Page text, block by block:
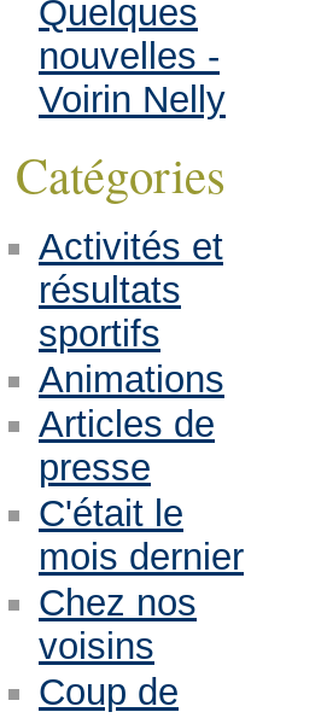
Quelques
nouvelles -
Voirin Nelly
Catégories
Activités et
résultats
sportifs
Animations
Articles de
presse
C'était le
mois dernier
Chez nos
voisins
Coup de